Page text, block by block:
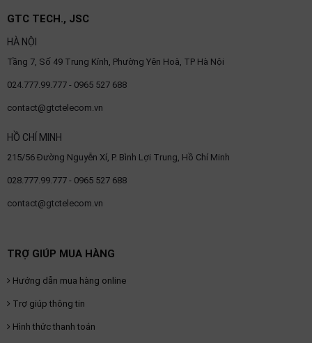
GTC TECH., JSC
HÀ NỘI
Tầng 7, Số 49 Trung Kính, Phường Yên Hoà, TP Hà Nội
024.777.99.777 - 0965 527 688
contact@gtctelecom.vn
HỒ CHÍ MINH
215/56 Đường Nguyễn Xí, P. Bình Lợi Trung, Hồ Chí Minh
028.777.99.777 - 0965 527 688
contact@gtctelecom.vn
TRỢ GIÚP MUA HÀNG
Hướng dẫn mua hàng online
Trợ giúp thông tin
Hình thức thanh toán
thiệu
Tiếng
việt
English